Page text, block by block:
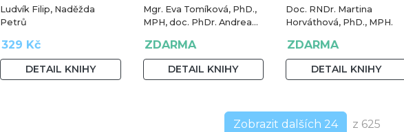
Ludvík Filip, Naděžda
Petrů
329 Kč
DETAIL KNIHY
Mgr. Eva Tomíková, PhD.,
MPH, doc. PhDr. Andrea
prof.
ZDARMA
DETAIL KNIHY
Doc. RNDr. Martina
Horváthová, PhD., MPH.
ZDARMA
DETAIL KNIHY
Zobrazit dalších 24 z 625